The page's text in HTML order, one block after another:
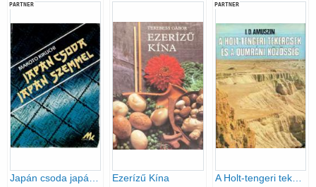
PARTNER
Ezerízű Kína
PARTNER
A Holt-tengeri tekercsek és a qumrámi közösség